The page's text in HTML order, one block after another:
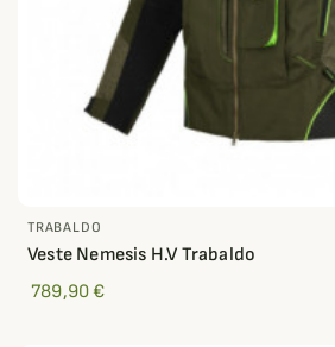
TRABALDO
Veste Nemesis H.V Trabaldo
789,90 €